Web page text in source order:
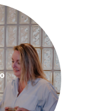
collega’s
ons vak